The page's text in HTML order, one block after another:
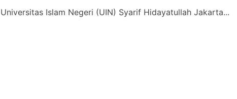
Islam Negeri (UIN) Syarif Hidayatullah Jakarta...